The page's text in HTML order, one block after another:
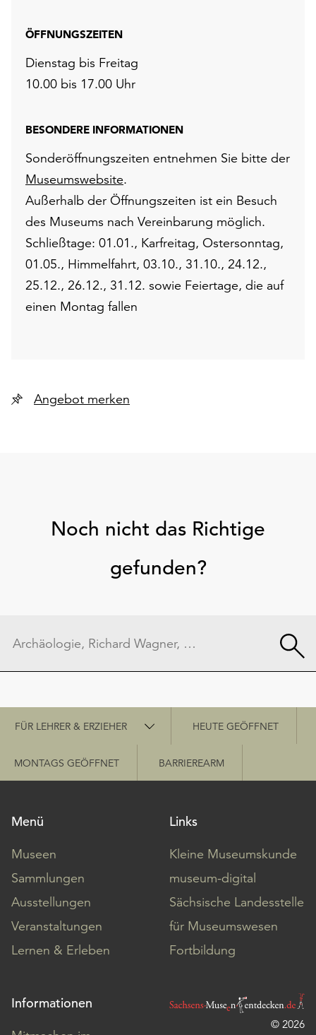
ÖFFNUNGSZEITEN
Dienstag bis Freitag
10.00 bis 17.00 Uhr
BESONDERE INFORMATIONEN
Sonderöffnungszeiten entnehmen Sie bitte der
Museumswebsite.
Außerhalb der Öffnungszeiten ist ein Besuch
des Museums nach Vereinbarung möglich.
Schließtage: 01.01., Karfreitag, Ostersonntag,
01.05., Himmelfahrt, 03.10., 31.10., 24.12.,
25.12., 26.12., 31.12. sowie Feiertage, die auf
einen Montag fallen
Angebot merken
Noch nicht das Richtige
gefunden?
Schnellzugriff
FÜR LEHRER & ERZIEHER HEUTE GEÖFFNET
MONTAGS GEÖFFNET BARRIEREARM
Menü
Museen
Sammlungen
Ausstellungen
Veranstaltungen
Lernen & Erleben
Links
Kleine Museumskunde
museum-digital
Sächsische Landesstelle
für Museumswesen
Fortbildung
Informationen
© 2026